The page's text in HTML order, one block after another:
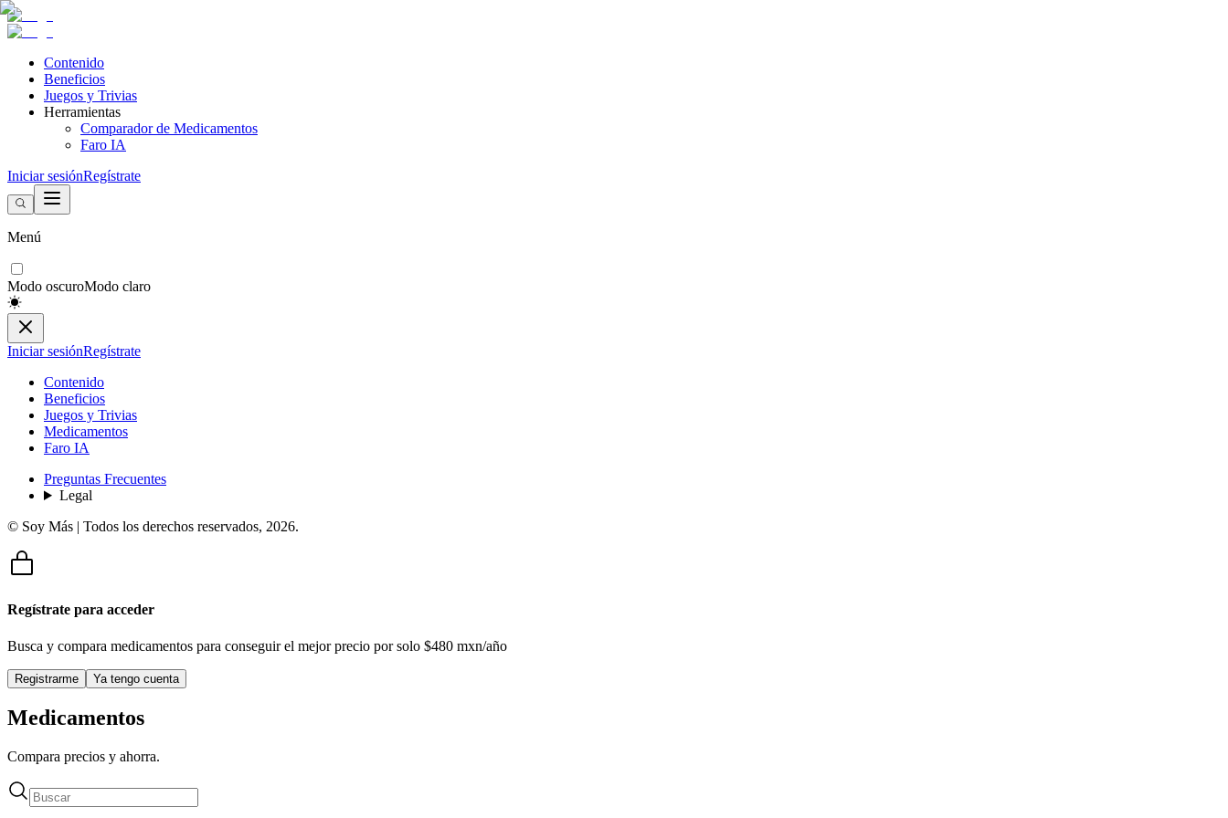
Contenido
Beneficios
Juegos y Trivias
Herramientas
Comparador de Medicamentos
Faro IA
Iniciar sesiónRegístrate
Menú
Modo oscuroModo claro
Iniciar sesiónRegístrate
Contenido
Beneficios
Juegos y Trivias
Medicamentos
Faro IA
Preguntas Frecuentes
Legal
© Soy Más | Todos los derechos reservados, 2026.
Regístrate para acceder
Busca y compara medicamentos para conseguir el mejor precio por solo $480 mxn/año
Registrarme Ya tengo cuenta
Medicamentos
Compara precios y ahorra.